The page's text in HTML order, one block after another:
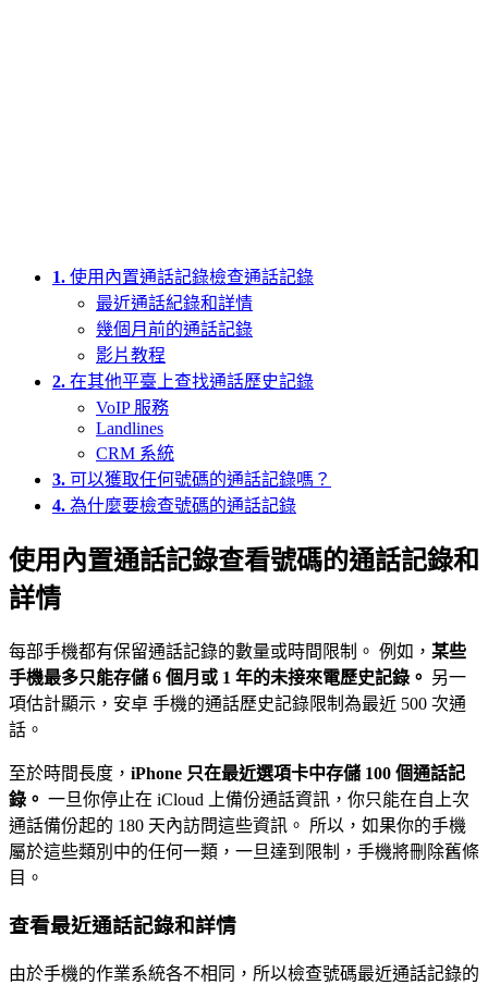
1. 使用內置通話記錄檢查通話記錄
最近通話紀錄和詳情
幾個月前的通話記錄
影片教程
2. 在其他平臺上查找通話歷史記錄
VoIP 服務
Landlines
CRM 系統
3. 可以獲取任何號碼的通話記錄嗎？
4. 為什麼要檢查號碼的通話記錄
使用內置通話記錄查看號碼的通話記錄和
詳情
每部手機都有保留通話記錄的數量或時間限制。 例如， 某些
手機最多只能存儲 6 個月或 1 年的未接來電歷史記錄。 另一
項估計顯示，安卓 手機的通話歷史記錄限制為最近 500 次通
話。
至於時間長度， iPhone 只在最近選項卡中存儲 100 個通話記
錄。 一旦你停止在 iCloud 上備份通話資訊，你只能在自上次
通話備份起的 180 天內訪問這些資訊。 所以，如果你的手機
屬於這些類別中的任何一類，一旦達到限制，手機將刪除舊條
目。
查看最近通話記錄和詳情
由於手機的作業系統各不相同，所以檢查號碼最近通話記錄的